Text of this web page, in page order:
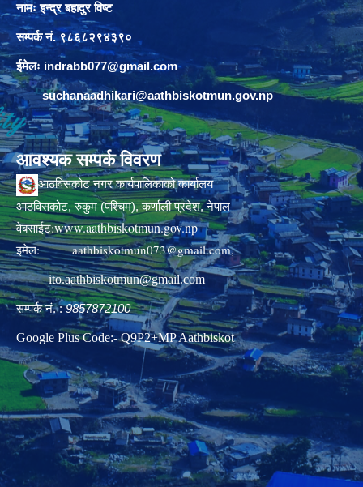
नामः इन्द्र बहादुर विष्ट
सम्पर्क नं. ९८६८२९४३९०
ईमेलः indrabb077@gmail.com
suchanaadhikari@aathbiskotmun.gov.np
आवश्यक सम्पर्क विवरण
आठविसकोट नगर कार्यपालिकाको कार्यालय
आठविसकोट, रुकुम (पश्चिम), कर्णाली प्रदेश, नेपाल
वेबसाईट:www.aathbiskotmun.gov.np
इमेल:aathbiskotmun073@gmail.com,
ito.aathbiskotmun@gmail.com
सम्पर्क नं. :9857872100
Google Plus Code:- Q9P2+MP Aathbiskot